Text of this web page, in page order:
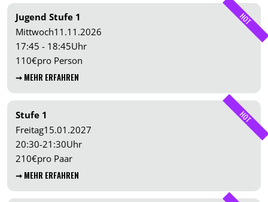
HOT
Jugend Stufe 1
Mittwoch11.11.2026
17:45 - 18:45Uhr
110€pro Person
➞ MEHR ERFAHREN
HOT
Stufe 1
Freitag15.01.2027
20:30-21:30Uhr
210€pro Paar
➞ MEHR ERFAHREN